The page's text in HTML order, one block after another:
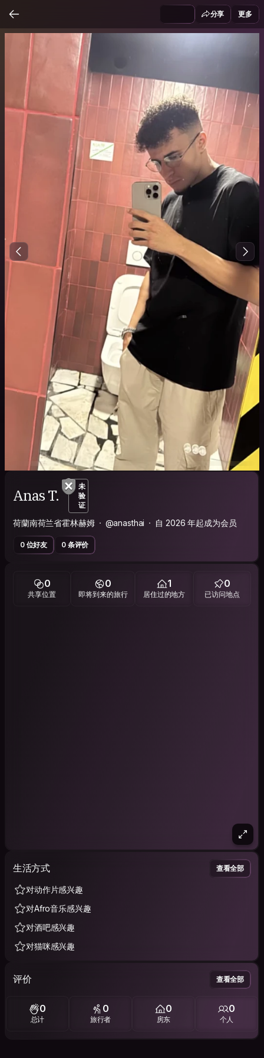
分享 更多
Anas T.
未
验
证
荷蘭南荷兰省霍林赫姆 @anasthai 自 2026 年起成为会员
0 位好友 0 条评价
0
共享位置
0
即将到来的旅行
1
居住过的地方
0
已访问地点
生活方式 查看全部
对动作片感兴趣
对Afro音乐感兴趣
对酒吧感兴趣
对猫咪感兴趣
评价 查看全部
0
总计
0
旅行者
0
房东
0
个人